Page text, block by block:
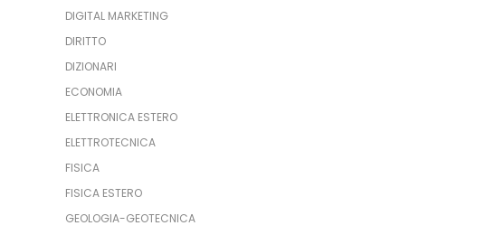
DIGITAL MARKETING
DIRITTO
DIZIONARI
ECONOMIA
ELETTRONICA ESTERO
ELETTROTECNICA
FISICA
FISICA ESTERO
GEOLOGIA-GEOTECNICA